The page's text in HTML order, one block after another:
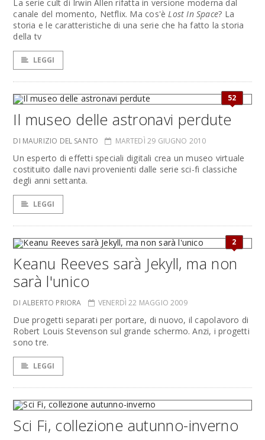
La serie cult di Irwin Allen rifatta in versione moderna dal
canale del momento, Netflix. Ma cos'èLost In Space? La
storia e le caratteristiche di una serie che ha fatto la storia
della tv
LEGGI
52
Il museo delle astronavi perdute
DI MAURIZIO DEL SANTO MARTEDÌ 29 GIUGNO 2010
Un esperto di effetti speciali digitali crea un museo virtuale
costituito dalle navi provenienti dalle serie sci-fi classiche
degli anni settanta.
LEGGI
2
Keanu Reeves sarà Jekyll, ma non
sarà l'unico
DI ALBERTO PRIORA VENERDÌ 22 MAGGIO 2009
Due progetti separati per portare, di nuovo, il capolavoro di
Robert Louis Stevenson sul grande schermo. Anzi, i progetti
sono tre.
LEGGI
Sci Fi, collezione autunno-inverno